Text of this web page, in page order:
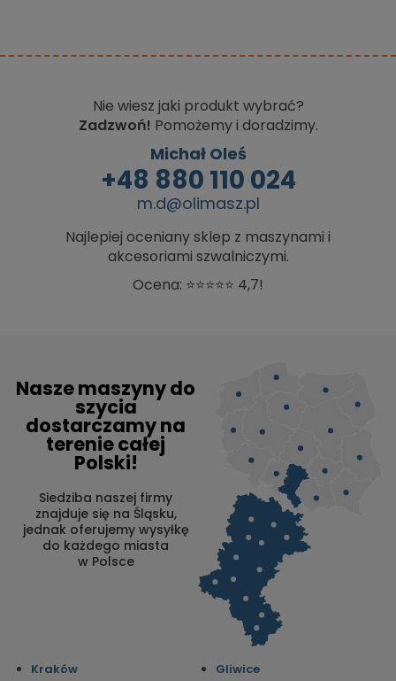
Nie wiesz jaki produkt wybrać?
Zadzwoń! Pomożemy i doradzimy.
Michał Oleś
+48 880 110 024
m.d@olimasz.pl
Najlepiej oceniany sklep z maszynami i
akcesoriami szwalniczymi.
Ocena: ⭐⭐⭐⭐⭐ 4,7!
Nasze maszyny do
szycia
dostarczamy na
terenie całej
Polski!
Siedziba naszej firmy
znajduje się na Śląsku,
jednak oferujemy wysyłkę
do każdego miasta
w Polsce
Kraków
Gliwice